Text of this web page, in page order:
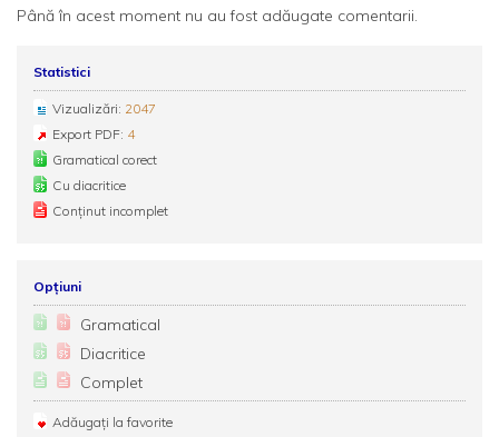
Până în acest moment nu au fost adăugate comentarii.
Statistici
Vizualizări: 2047
Export PDF: 4
Gramatical corect
Cu diacritice
Conținut incomplet
Opțiuni
Gramatical
Diacritice
Complet
Adăugați la favorite